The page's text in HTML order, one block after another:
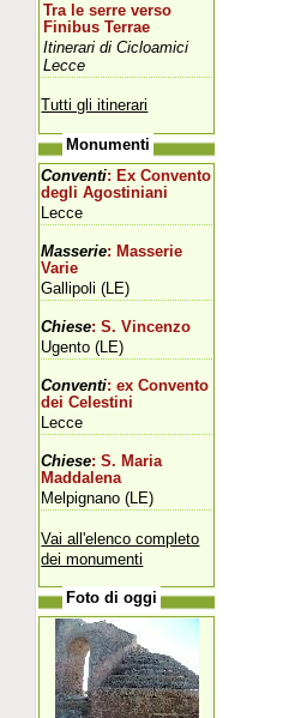
Tra le serre verso
Finibus Terrae
Itinerari di Cicloamici
Lecce
Tutti gli itinerari
Monumenti
Conventi: Ex Convento
degli Agostiniani
Lecce
Masserie: Masserie
Varie
Gallipoli (LE)
Chiese: S. Vincenzo
Ugento (LE)
Conventi: ex Convento
dei Celestini
Lecce
Chiese: S. Maria
Maddalena
Melpignano (LE)
Vai all'elenco completo
dei monumenti
Foto di oggi